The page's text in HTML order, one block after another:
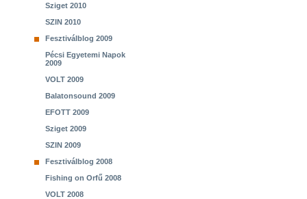
Sziget 2010
SZIN 2010
Fesztiválblog 2009
Pécsi Egyetemi Napok
2009
VOLT 2009
Balatonsound 2009
EFOTT 2009
Sziget 2009
SZIN 2009
Fesztiválblog 2008
Fishing on Orfű 2008
VOLT 2008